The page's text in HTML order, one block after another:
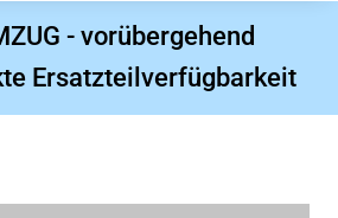
- vorübergehend
Ersatzteilverfügbarkeit